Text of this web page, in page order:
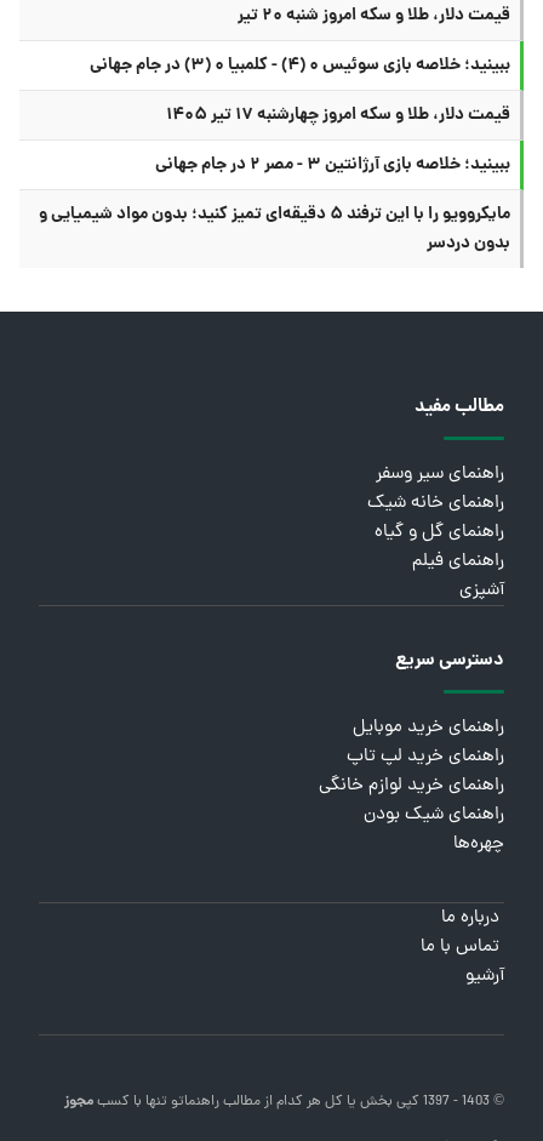
قیمت دلار، طلا و سکه امروز شنبه ۲۰ تیر
ببینید؛ خلاصه بازی سوئیس ۰ (۴) - کلمبیا ۰ (۳) در جام جهانی
قیمت دلار، طلا و سکه امروز چهارشنبه ۱۷ تیر ۱۴۰۵
ببینید؛ خلاصه بازی آرژانتین ۳ - مصر ۲ در جام جهانی
مایکروویو را با این ترفند ۵ دقیقه‌ای تمیز کنید؛ بدون مواد شیمیایی و
بدون دردسر
مطالب مفید
راهنمای سیر وسفر
راهنمای خانه شیک
راهنمای گل و گیاه
راهنمای فیلم
آشپزی
دسترسی سریع
راهنمای خرید موبایل
راهنمای خرید لپ تاپ
راهنمای خرید لوازم خانگی
راهنمای شیک بودن
چهره‌ها
درباره ما
تماس با ما
آرشیو
© 1403 - 1397 کپی بخش یا کل هر کدام از مطالب راهنماتو تنها با کسبمجوز